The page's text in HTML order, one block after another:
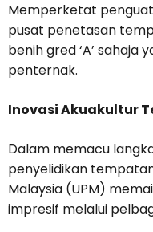
Memperketat
pusat penetasan
benih gred ‘A’ sahaja
penternak.
Inovasi Akuakultur
Dalam memacu
penyelidikan
Malaysia (UPM)
impresif melalui